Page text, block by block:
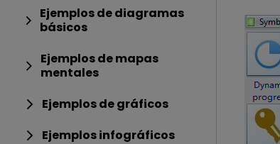
Ejemplos de diagramas
básicos
Ejemplos de mapas
mentales
Ejemplos de gráficos
Ejemplos infográficos